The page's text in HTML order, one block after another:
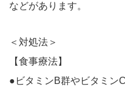
などがあります。
＜対処法＞
【食事療法】
●ビタミンB群やビタミン